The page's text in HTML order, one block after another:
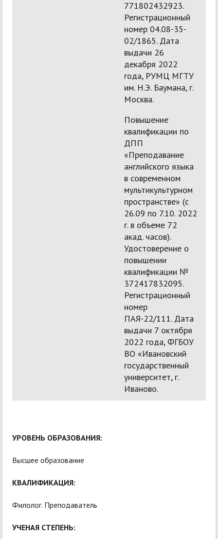
771802432923.
Регистрационный
номер 04.08-35-
02/1865. Дата
выдачи 26
декабря 2022
года, РУМЦ МГТУ
им. Н.Э. Баумана, г.
Москва.
Повышение
квалификации по
ДПП
«Преподавание
английского языка
в современном
мультикультурном
пространстве» (с
26.09 по 7.10. 2022
г. в объеме 72
акад. часов).
Удостоверение о
повышении
квалификации №
372417832095.
Регистрационный
номер
ПАЯ-22/111. Дата
выдачи 7 октября
2022 года, ФГБОУ
ВО «Ивановский
государственный
университет, г.
Иваново.
УРОВЕНЬ ОБРАЗОВАНИЯ:
Высшее образование
КВАЛИФИКАЦИЯ:
Филолог. Преподаватель
УЧЕНАЯ СТЕПЕНЬ: